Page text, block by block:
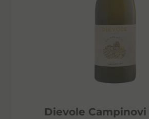
Dievole Campinovi